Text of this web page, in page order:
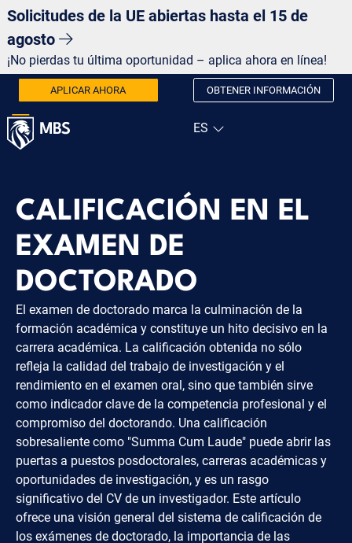
Solicitudes de la UE abiertas hasta el 15 de
agosto
¡No pierdas tu última oportunidad – aplica ahora en línea!
APLICAR AHORA OBTENER INFORMACIÓN
CALIFICACIÓN EN EL
EXAMEN DE
DOCTORADO
El examen de doctorado marca la culminación de la
formación académica y constituye un hito decisivo en la
carrera académica. La calificación obtenida no sólo
refleja la calidad del trabajo de investigación y el
rendimiento en el examen oral, sino que también sirve
como indicador clave de la competencia profesional y el
compromiso del doctorando. Una calificación
sobresaliente como "Summa Cum Laude" puede abrir las
puertas a puestos posdoctorales, carreras académicas y
oportunidades de investigación, y es un rasgo
significativo del CV de un investigador. Este artículo
ofrece una visión general del sistema de calificación de
los exámenes de doctorado, la importancia de las